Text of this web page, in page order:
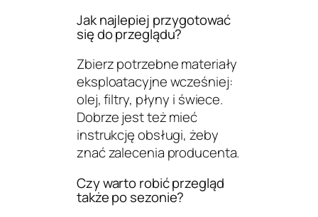
Jak najlepiej przygotować
się do przeglądu?
Zbierz potrzebne materiały
eksploatacyjne wcześniej:
olej, filtry, płyny i świece.
Dobrze jest też mieć
instrukcję obsługi, żeby
znać zalecenia producenta.
Czy warto robić przegląd
także po sezonie?